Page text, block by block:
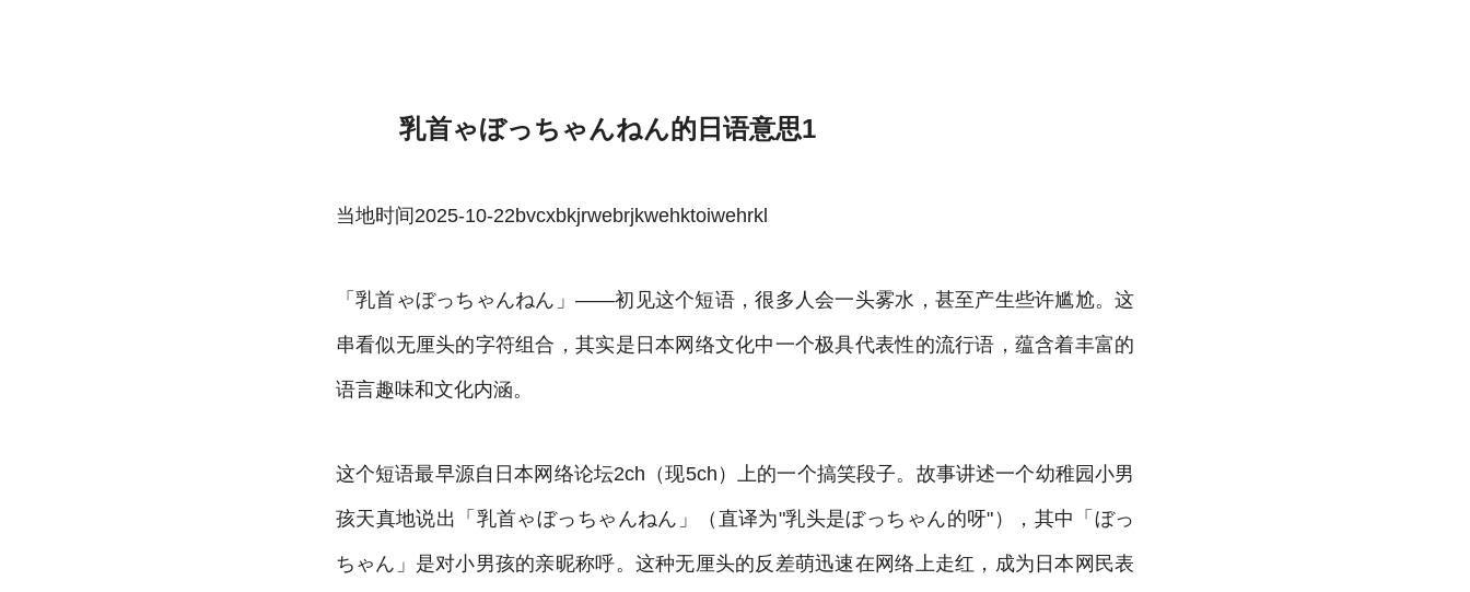
乳首ゃぼっちゃんねん的日语意思1
当地时间2025-10-22bvcxbkjrwebrjkwehktoiwehrkl
「乳首ゃぼっちゃんねん」——初见这个短语，很多人会一头雾水，甚至产生些许尴尬。这
串看似无厘头的字符组合，其实是日本网络文化中一个极具代表性的流行语，蕴含着丰富的
语言趣味和文化内涵。
这个短语最早源自日本网络论坛2ch（现5ch）上的一个搞笑段子。故事讲述一个幼稚园小男
孩天真地说出「乳首ゃぼっちゃんねん」（直译为"乳头是ぼっちゃん的呀"），其中「ぼっ
ちゃん」是对小男孩的亲昵称呼。这种无厘头的反差萌迅速在网络上走红，成为日本网民表